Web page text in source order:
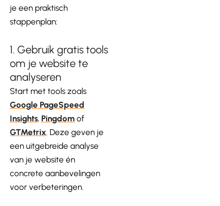
je een praktisch
stappenplan:
1. Gebruik gratis tools
om je website te
analyseren
Start met tools zoals
Google PageSpeed
Insights, Pingdom of
GTMetrix . Deze geven je
een uitgebreide analyse
van je website én
concrete aanbevelingen
voor verbeteringen.